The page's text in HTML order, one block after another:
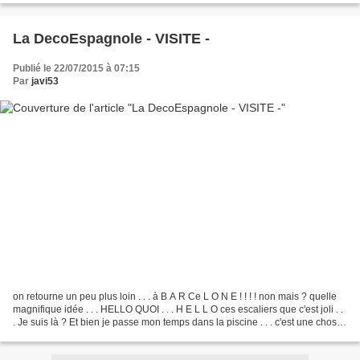
La DecoEspagnole - VISITE -
Publié le 22/07/2015 à 07:15
Par javi53
on retourne un peu plus loin . . . à B A R Ce L O N E ! ! ! ! non mais ? quelle
magnifique idée . . . HELLO QUOI . . . H E L L O ces escaliers que c'est joli . .
. Je suis là ? Et bien je passe mon temps dans la piscine . . . c'est une chose